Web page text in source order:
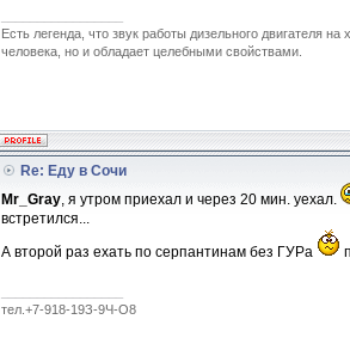
Есть легенда, что звук работы дизельного двигателя
человека, но и обладает целебными свойствами.
Re: Еду в Сочи
Mr_Gray, я утром приехал и через 20 мин. уехал.
встретился...
А второй раз ехать по серпантинам без ГУРа
тел.+7-918-19З-9Ч-O8